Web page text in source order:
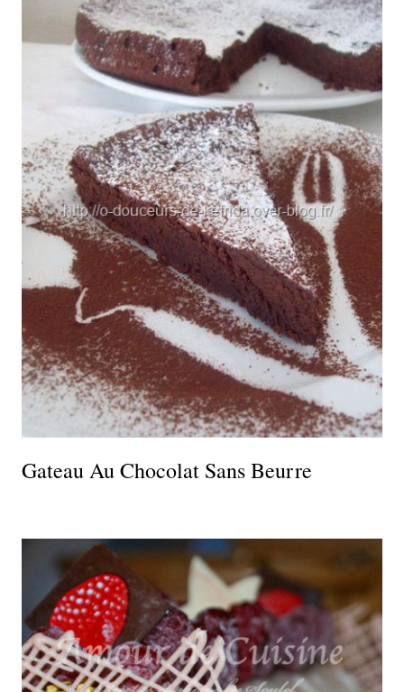
Gateau Au Chocolat Sans Beurre